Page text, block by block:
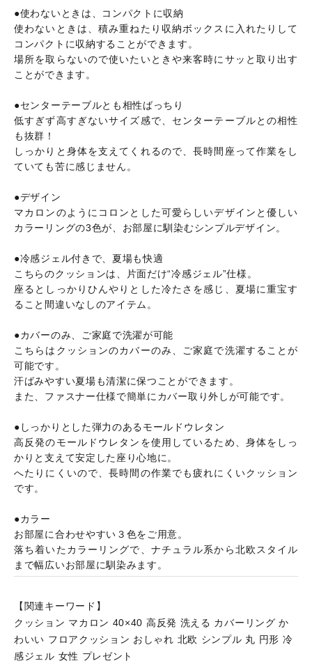
●使わないときは、コンパクトに収納
使わないときは、積み重ねたり収納ボックスに入れたりして
コンパクトに収納することができます。
場所を取らないので使いたいときや来客時にサッと取り出す
ことができます。
●センターテーブルとも相性ばっちり
低すぎず高すぎないサイズ感で、センターテーブルとの相性
も抜群！
しっかりと身体を支えてくれるので、長時間座って作業をし
ていても苦に感じません。
●デザイン
マカロンのようにコロンとした可愛らしいデザインと優しい
カラーリングの3色が、お部屋に馴染むシンプルデザイン。
●冷感ジェル付きで、夏場も快適
こちらのクッションは、片面だけ“冷感ジェル”仕様。
座るとしっかりひんやりとした冷たさを感じ、夏場に重宝す
ること間違いなしのアイテム。
●カバーのみ、ご家庭で洗濯が可能
こちらはクッションのカバーのみ、ご家庭で洗濯することが
可能です。
汗ばみやすい夏場も清潔に保つことができます。
また、ファスナー仕様で簡単にカバー取り外しが可能です。
●しっかりとした弾力のあるモールドウレタン
高反発のモールドウレタンを使用しているため、身体をしっ
かりと支えて安定した座り心地に。
へたりにくいので、長時間の作業でも疲れにくいクッション
です。
●カラー
お部屋に合わせやすい３色をご用意。
落ち着いたカラーリングで、ナチュラル系から北欧スタイル
まで幅広いお部屋に馴染みます。
【関連キーワード】
クッション マカロン 40×40 高反発 洗える カバーリング か
わいい フロアクッション おしゃれ 北欧 シンプル 丸 円形 冷
感ジェル 女性 プレゼント